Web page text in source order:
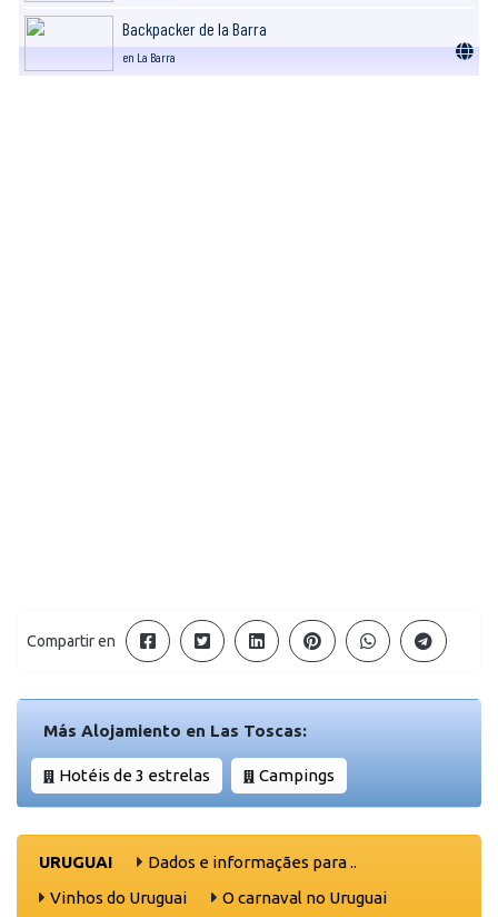
Backpacker de la Barra
en La Barra
Compartir en
Más Alojamiento en Las Toscas:
Hotéis de 3 estrelas Campings
URUGUAI
Dados e informaçães para ..
Vinhos do Uruguai
O carnaval no Uruguai